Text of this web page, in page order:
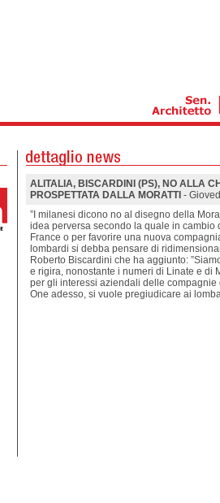
ALITALIA, BISCARDINI (PS), NO ALLA
PROSPETTATA DALLA MORATTI -
”I milanesi dicono no al disegno della
idea perversa secondo la quale in cambio
France o per favorire una nuova
lombardi si debba pensare di
Roberto Biscardini che ha aggiunto:
e rigira, nonostante i numeri di Linate e di
per gli interessi aziendali delle compagnie
One adesso, si vuole pregiudicare ai